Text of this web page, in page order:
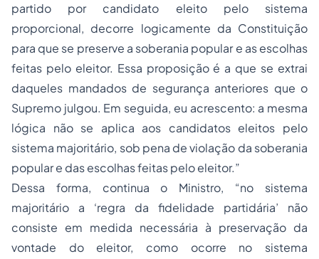
partido por candidato eleito pelo sistema
proporcional, decorre logicamente da Constituição
para que se preserve a soberania popular e as escolhas
feitas pelo eleitor. Essa proposição é a que se extrai
daqueles mandados de segurança anteriores que o
Supremo julgou. Em seguida, eu acrescento: a mesma
lógica não se aplica aos candidatos eleitos pelo
sistema majoritário, sob pena de violação da soberania
popular e das escolhas feitas pelo eleitor.”
Dessa forma, continua o Ministro, “no sistema
majoritário a ‘regra da fidelidade partidária’ não
consiste em medida necessária à preservação da
vontade do eleitor, como ocorre no sistema